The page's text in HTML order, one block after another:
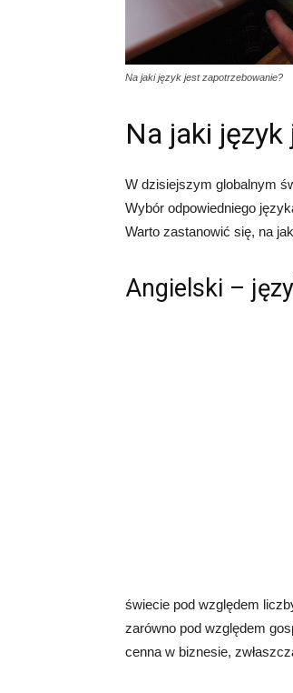
Na jaki język jest zapotrzebowanie?
Na jaki
W dzisiejszym globalnym
Wybór odpowiedniego
Warto zastanowić się, na
Angielski –
świecie pod względem
zarówno pod względem
cenna w biznesie,